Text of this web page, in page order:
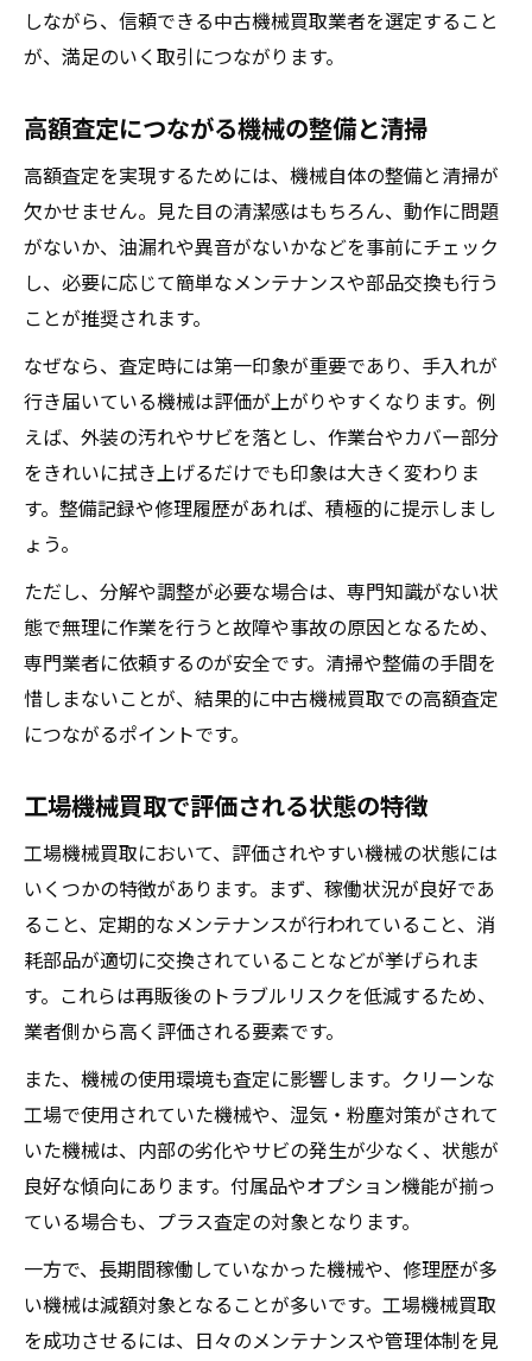
しながら、信頼できる中古機械買取業者を選定すること
が、満足のいく取引につながります。
高額査定につながる機械の整備と清掃
高額査定を実現するためには、機械自体の整備と清掃が
欠かせません。見た目の清潔感はもちろん、動作に問題
がないか、油漏れや異音がないかなどを事前にチェック
し、必要に応じて簡単なメンテナンスや部品交換も行う
ことが推奨されます。
なぜなら、査定時には第一印象が重要であり、手入れが
行き届いている機械は評価が上がりやすくなります。例
えば、外装の汚れやサビを落とし、作業台やカバー部分
をきれいに拭き上げるだけでも印象は大きく変わりま
す。整備記録や修理履歴があれば、積極的に提示しまし
ょう。
ただし、分解や調整が必要な場合は、専門知識がない状
態で無理に作業を行うと故障や事故の原因となるため、
専門業者に依頼するのが安全です。清掃や整備の手間を
惜しまないことが、結果的に中古機械買取での高額査定
につながるポイントです。
工場機械買取で評価される状態の特徴
工場機械買取において、評価されやすい機械の状態には
いくつかの特徴があります。まず、稼働状況が良好であ
ること、定期的なメンテナンスが行われていること、消
耗部品が適切に交換されていることなどが挙げられま
す。これらは再販後のトラブルリスクを低減するため、
業者側から高く評価される要素です。
また、機械の使用環境も査定に影響します。クリーンな
工場で使用されていた機械や、湿気・粉塵対策がされて
いた機械は、内部の劣化やサビの発生が少なく、状態が
良好な傾向にあります。付属品やオプション機能が揃っ
ている場合も、プラス査定の対象となります。
一方で、長期間稼働していなかった機械や、修理歴が多
い機械は減額対象となることが多いです。工場機械買取
を成功させるには、日々のメンテナンスや管理体制を見